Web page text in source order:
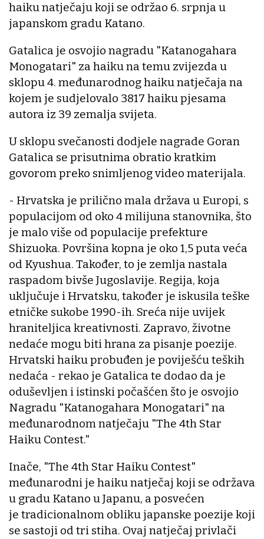
haiku natječaju koji se održao 6. srpnja u
japanskom gradu Katano.
Gatalica je osvojio nagradu "Katanogahara
Monogatari" za haiku na temu zvijezda u
sklopu 4. međunarodnog haiku natječaja na
kojem je sudjelovalo 3817 haiku pjesama
autora iz 39 zemalja svijeta.
U sklopu svečanosti dodjele nagrade Goran
Gatalica se prisutnima obratio kratkim
govorom preko snimljenog video materijala.
- Hrvatska je prilično mala država u Europi, s
populacijom od oko 4 milijuna stanovnika, što
je malo više od populacije prefekture
Shizuoka. Površina kopna je oko 1,5 puta veća
od Kyushua. Također, to je zemlja nastala
raspadom bivše Jugoslavije. Regija, koja
uključuje i Hrvatsku, također je iskusila teške
etničke sukobe 1990-ih. Sreća nije uvijek
hraniteljica kreativnosti. Zapravo, životne
nedaće mogu biti hrana za pisanje poezije.
Hrvatski haiku probuđen je poviješću teških
nedaća - rekao je Gatalica te dodao da je
oduševljen i istinski počašćen što je osvojio
Nagradu "Katanogahara Monogatari" na
međunarodnom natječaju "The 4th Star
Haiku Contest."
Inače, "The 4th Star Haiku Contest"
međunarodni je haiku natječaj koji se održava
u gradu Katano u Japanu, a posvećen
je tradicionalnom obliku japanske poezije koji
se sastoji od tri stiha. Ovaj natječaj privlači